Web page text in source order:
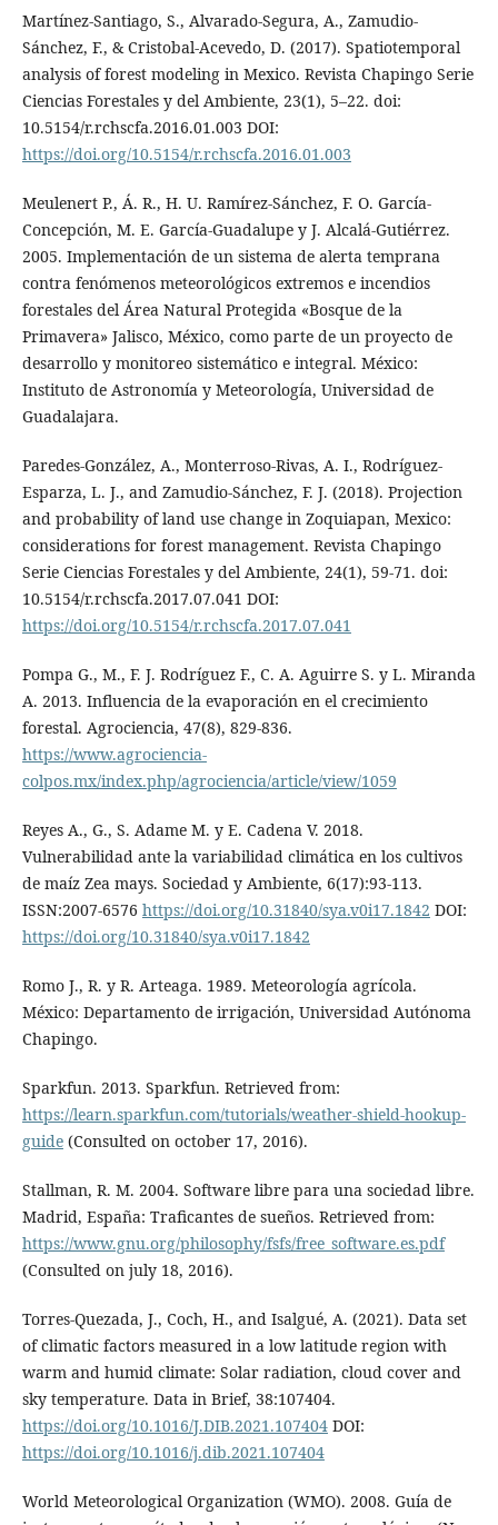
Martínez-Santiago, S., Alvarado-Segura, A., Zamudio-
Sánchez, F., & Cristobal-Acevedo, D. (2017). Spatiotemporal
analysis of forest modeling in Mexico. Revista Chapingo Serie
Ciencias Forestales y del Ambiente, 23(1), 5–22. doi:
10.5154/r.rchscfa.2016.01.003 DOI:
https://doi.org/10.5154/r.rchscfa.2016.01.003
Meulenert P., Á. R., H. U. Ramírez-Sánchez, F. O. García-
Concepción, M. E. García-Guadalupe y J. Alcalá-Gutiérrez.
2005. Implementación de un sistema de alerta temprana
contra fenómenos meteorológicos extremos e incendios
forestales del Área Natural Protegida «Bosque de la
Primavera» Jalisco, México, como parte de un proyecto de
desarrollo y monitoreo sistemático e integral. México:
Instituto de Astronomía y Meteorología, Universidad de
Guadalajara.
Paredes-González, A., Monterroso-Rivas, A. I., Rodríguez-
Esparza, L. J., and Zamudio-Sánchez, F. J. (2018). Projection
and probability of land use change in Zoquiapan, Mexico:
considerations for forest management. Revista Chapingo
Serie Ciencias Forestales y del Ambiente, 24(1), 59-71. doi:
10.5154/r.rchscfa.2017.07.041 DOI:
https://doi.org/10.5154/r.rchscfa.2017.07.041
Pompa G., M., F. J. Rodríguez F., C. A. Aguirre S. y L. Miranda
A. 2013. Influencia de la evaporación en el crecimiento
forestal. Agrociencia, 47(8), 829-836.
https://www.agrociencia-
colpos.mx/index.php/agrociencia/article/view/1059
Reyes A., G., S. Adame M. y E. Cadena V. 2018.
Vulnerabilidad ante la variabilidad climática en los cultivos
de maíz Zea mays. Sociedad y Ambiente, 6(17):93-113.
ISSN:2007-6576 https://doi.org/10.31840/sya.v0i17.1842 DOI:
https://doi.org/10.31840/sya.v0i17.1842
Romo J., R. y R. Arteaga. 1989. Meteorología agrícola.
México: Departamento de irrigación, Universidad Autónoma
Chapingo.
Sparkfun. 2013. Sparkfun. Retrieved from:
https://learn.sparkfun.com/tutorials/weather-shield-hookup-
guide(Consulted on october 17, 2016).
Stallman, R. M. 2004. Software libre para una sociedad libre.
Madrid, España: Traficantes de sueños. Retrieved from:
https://www.gnu.org/philosophy/fsfs/free_software.es.pdf
(Consulted on july 18, 2016).
Torres-Quezada, J., Coch, H., and Isalgué, A. (2021). Data set
of climatic factors measured in a low latitude region with
warm and humid climate: Solar radiation, cloud cover and
sky temperature. Data in Brief, 38:107404.
https://doi.org/10.1016/J.DIB.2021.107404DOI:
https://doi.org/10.1016/j.dib.2021.107404
World Meteorological Organization (WMO). 2008. Guía de